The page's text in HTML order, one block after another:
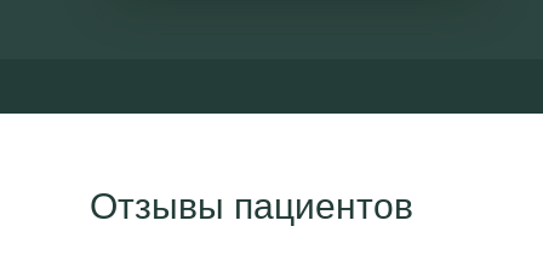
Отзывы пациентов